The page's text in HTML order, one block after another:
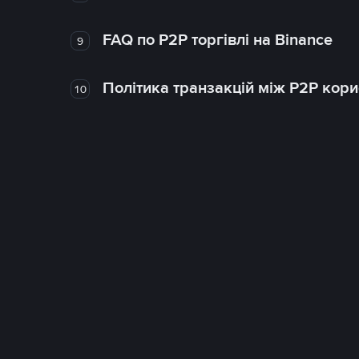
9 FAQ по P2P торгівлі на Binance
10 Політика транзакцій між P2P